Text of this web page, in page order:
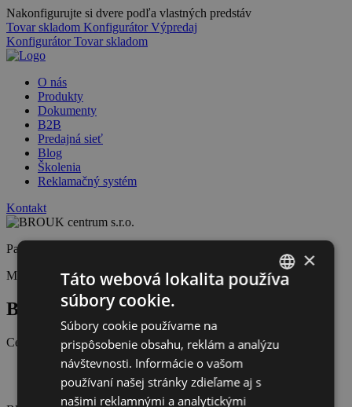
Nakonfigurujte si dvere podľa vlastných predstáv
Tovar skladom KonfigurátorVýpredaj
KonfigurátorTovar skladom
O nás
Produkty
Dokumenty
B2B
Predajná sieť
Blog
Školenia
Reklamačný systém
Kontakt
Partner
Montáž
Predajca
BROUK centrum s.r.o.
Certifikácie
×
Táto webová lokalita používa
súbory cookie.
Súbory cookie používame na
prispôsobenie obsahu, reklám a analýzu
návštevnosti. Informácie o vašom
používaní našej stránky zdieľame aj s
našimi reklamnými a analytickými